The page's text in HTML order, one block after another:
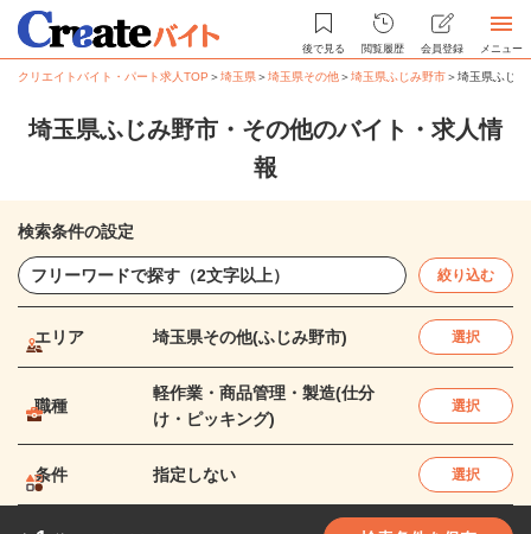
後で見る 閲覧履歴 会員登録 メニュー
クリエイトバイト・パート求人TOP ＞埼玉県＞埼玉県その他＞埼玉県ふじみ野市＞埼玉県ふじ
埼玉県ふじみ野市・その他のバイト・求人情
報
検索条件の設定
絞り込む
エリア 埼玉県その他(ふじみ野市) 選択
職種
軽作業・商品管理・製造(仕分
け・ピッキング)
選択
条件 指定しない 選択